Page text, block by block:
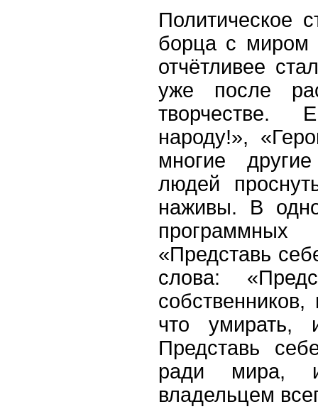
Политическое
борца с миром
отчётливее
уже после
творчестве.
народу!»,
многие
людей
наживы. В
«Представь
слова:
что умирать,
Представь
ради мира,
владельцем